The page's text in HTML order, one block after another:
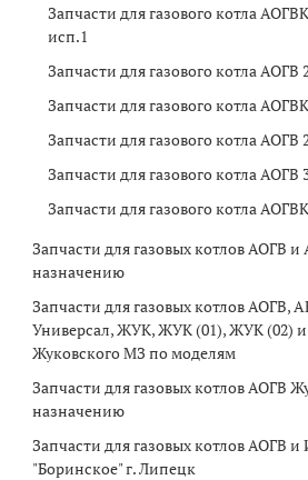
Запчасти для газового котла
исп.1
Запчасти для газового котла АОГВ
Запчасти для газового котла
Запчасти для газового котла АОГВ
Запчасти для газового котла АОГВ
Запчасти для газового котла
Запчасти для газовых котлов АОГВ
назначению
Запчасти для газовых котлов АОГВ,
Универсал, ЖУК, ЖУК (01), ЖУК (02)
Жуковского МЗ по моделям
Запчасти для газовых котлов АОГВ
назначению
Запчасти для газовых котлов АОГВ
"Боринское" г. Липецк